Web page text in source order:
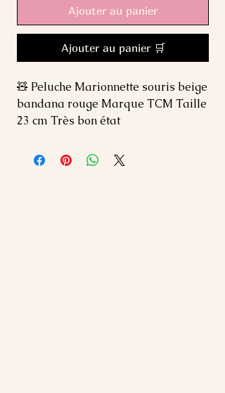
Ajouter au panier
Ajouter au panier 🛒
🧸 Peluche Marionnette souris beige
bandana rouge Marque TCM Taille
23 cm Très bon état